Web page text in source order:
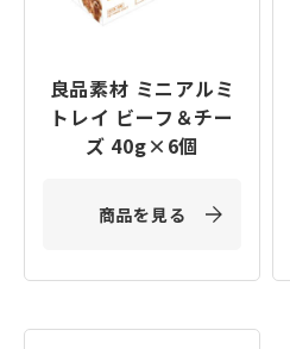
良品素材 ミニアルミ
トレイ ビーフ＆チー
ズ 40g×6個
商品を見る